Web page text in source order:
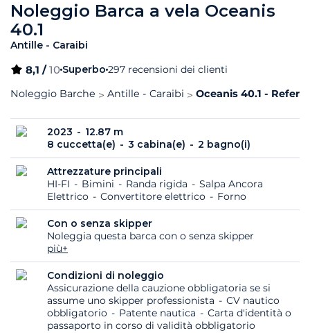
Noleggio Barca a vela Oceanis
40.1
Antille - Caraibi
8,1 /10 Superbo 297 recensioni dei clienti
Noleggio Barche
Antille - Caraibi Oceanis 40.1 -
2023
12.87 m
8 cuccetta(e)
3 cabina(e) 2 bagno(i)
Attrezzature principali
HI-FI
Bimini Randa rigida
Salpa Ancora
Elettrico
Convertitore elettrico Forno
Con o senza skipper
Noleggia questa barca con o senza skipper
più+
Condizioni di noleggio
Assicurazione della cauzione obbligatoria se si
assume uno skipper professionista
CV nautico
obbligatorio
Patente nautica
Carta d'identità o
passaporto in corso di validità obbligatorio